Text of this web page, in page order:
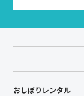
おしぼりレンタル